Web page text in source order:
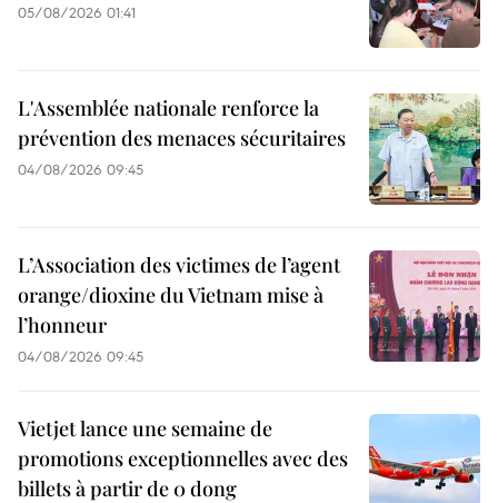
05/08/2026 01:41
L'Assemblée nationale renforce la
prévention des menaces sécuritaires
04/08/2026 09:45
L’Association des victimes de l’agent
orange/dioxine du Vietnam mise à
l’honneur
04/08/2026 09:45
Vietjet lance une semaine de
promotions exceptionnelles avec des
billets à partir de 0 dong